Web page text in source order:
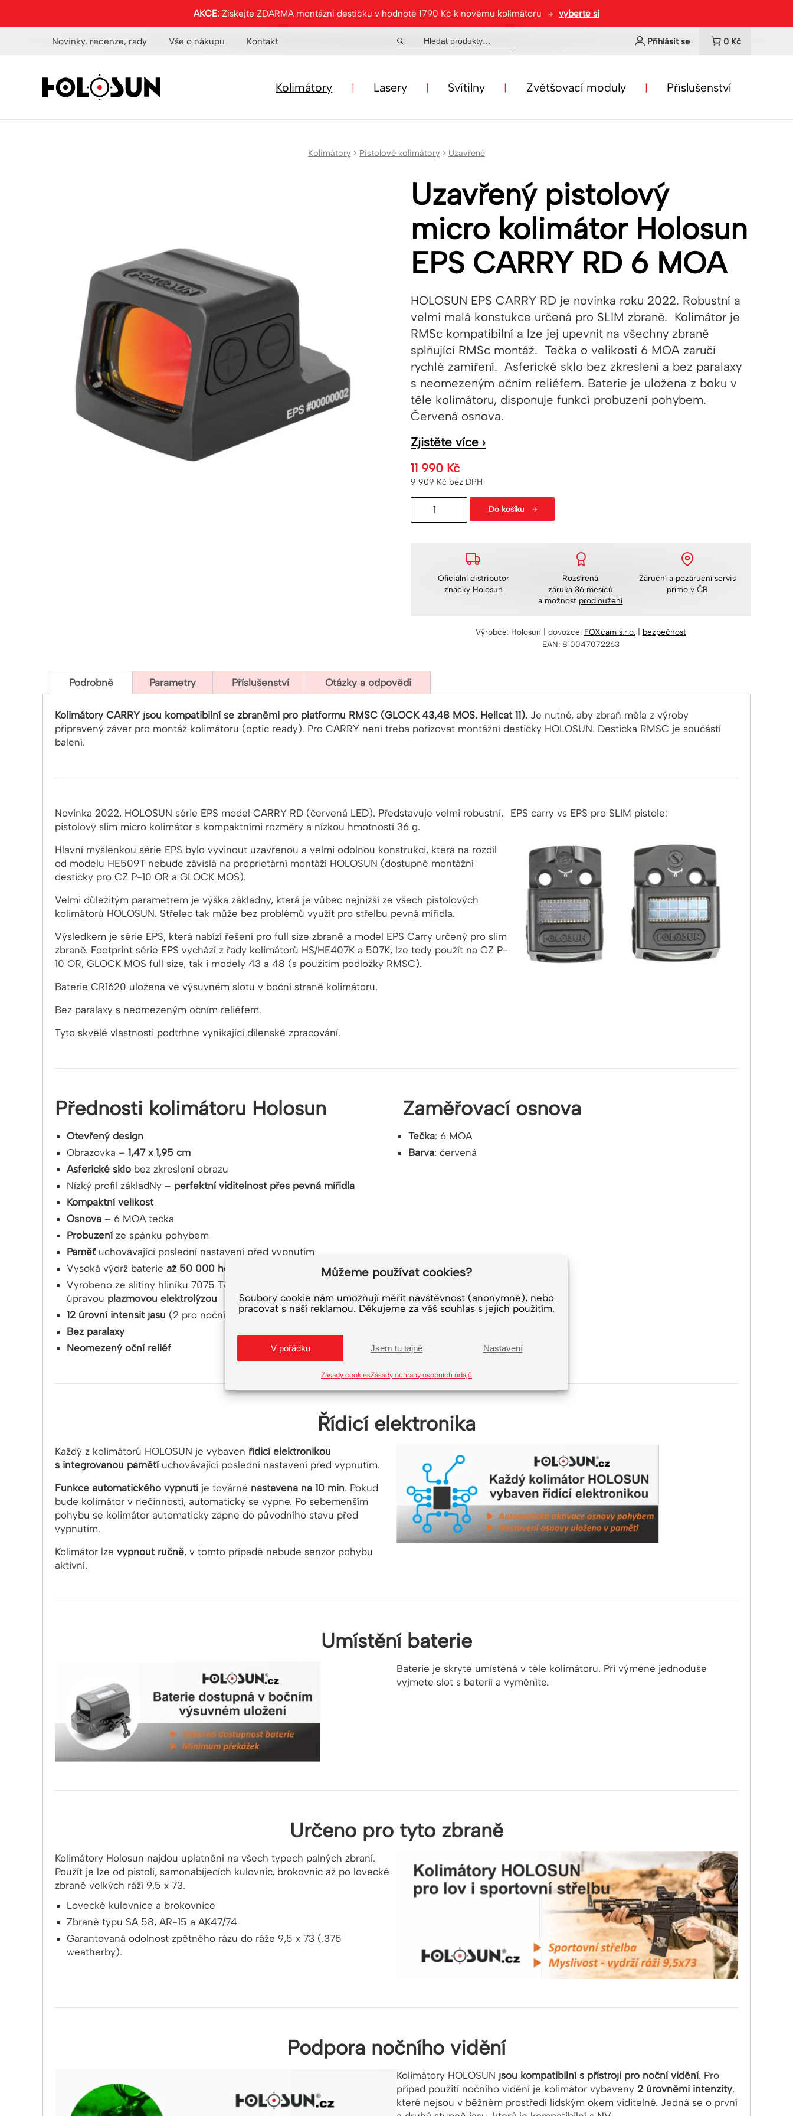
Můžeme používat cookies?
Soubory cookie nám umožňují měřit návštěvnost (anonymně), nebo
pracovat s naší reklamou. Děkujeme za váš souhlas s jejich použitím.
V pořádku Jsem tu tajně Nastavení
Zásady cookiesZásady ochrany osobních údajů
AKCE: Získejte ZDARMA montážní destičku v hodnotě 1790 Kč k novému kolimátoru vyberte si
Novinky, recenze, rady Vše o nákupu Kontakt Přihlásit se 0 Kč
Kolimátory Lasery Svítilny Zvětšovací moduly Příslušenství
Kolimátory > Pistolové kolimátory > Uzavřené
Uzavřený pistolový
micro kolimátor Holosun
EPS CARRY RD 6 MOA
HOLOSUN EPS CARRY RD je novinka roku 2022. Robustní a
velmi malá konstukce určená pro SLIM zbraně. Kolimátor je
RMSc kompatibilní a lze jej upevnit na všechny zbraně
splňující RMSc montáž. Tečka o velikosti 6 MOA zaručí
rychlé zamíření. Asferické sklo bez zkreslení a bez paralaxy
s neomezeným očním reliéfem. Baterie je uložena z boku v
těle kolimátoru, disponuje funkcí probuzení pohybem.
Červená osnova.
Zjistěte více ›
11 990 Kč
9 909 Kč bez DPH
Uzavřený
pistolový
CARRY
Do košíku
Oficiální distributor
značky Holosun
Rozšířená
záruka 36 měsíců
a možnost prodloužení
Záruční a pozáruční servis
přímo v ČR
Výrobce: Holosun | dovozce: FOXcam s.r.o.
bezpečnost
EAN: 810047072263
Podrobně Parametry Příslušenství Otázky a odpovědi
Kolimátory CARRY jsou kompatibilní se zbraněmi pro platformu RMSC (GLOCK 43,48 MOS. Hellcat 11). Je nutné, aby zbraň měla z výroby
připravený závěr pro montáž kolimátoru (optic ready). Pro CARRY není třeba pořizovat montážní destičky HOLOSUN. Destička RMSC je součástí
balení.
Novinka 2022, HOLOSUN série EPS model CARRY RD (červená LED). Představuje velmi robustní,
pistolový slim micro kolimátor s kompaktními rozměry a nízkou hmotností 36 g.
Hlavní myšlenkou série EPS bylo vyvinout uzavřenou a velmi odolnou konstrukci, která na rozdíl
od modelu HE509T nebude závislá na proprietární montáží HOLOSUN (dostupné montážní
destičky pro CZ P-10 OR a GLOCK MOS).
Velmi důležitým parametrem je výška základny, která je vůbec nejnižší ze všech pistolových
kolimátorů HOLOSUN. Střelec tak může bez problémů využít pro střelbu pevná mířidla.
Výsledkem je série EPS, která nabízí řešení pro full size zbraně a model EPS Carry určený pro slim
zbraně. Footprint série EPS vychází z řady kolimátorů HS/HE407K a 507K, lze tedy použít na CZ P-
10 OR, GLOCK MOS full size, tak i modely 43 a 48 (s použitím podložky RMSC).
Baterie CR1620 uložena ve výsuvném slotu v boční straně kolimátoru.
Bez paralaxy s neomezeným očním reliéfem.
Tyto skvělé vlastnosti podtrhne vynikající dílenské zpracování.
EPS carry vs EPS pro SLIM pistole:
Přednosti kolimátoru Holosun
Otevřený design
Obrazovka – 1,47 x 1,95 cm
Asferické sklo bez zkreslení obrazu
Nízký profil základNy – perfektní viditelnost přes pevná mířidla
Kompaktní velikost
Osnova – 6 MOA tečka
Probuzení ze spánku pohybem
Paměťuchovávající poslední nastavení před vypnutím
Vysoká výdrž baterie až 50 000 hodin
Vyrobeno ze slitiny hliníku 7075 T6, ošetřeno
úpravou plazmovou elektrolýzou
12 úrovní intensit jasu (2 pro noční vidění)
Bez paralaxy
Neomezený oční reliéf
Zaměřovací osnova
Tečka: 6 MOA
Barva: červená
Řídicí elektronika
Každý z kolimátorů HOLOSUN je vybaven řídicí elektronikou
s integrovanou pamětí uchovávající poslední nastavení před vypnutím.
Funkce automatického vypnutí je továrně nastavena na 10 min. Pokud
bude kolimátor v nečinnosti, automaticky se vypne. Po sebemenším
pohybu se kolimátor automaticky zapne do původního stavu před
vypnutím.
Kolimátor lze vypnout ručně, v tomto případě nebude senzor pohybu
aktivní.
Umístění baterie
Baterie je skrytě umístěná v těle kolimátoru. Při výměně jednoduše
vyjmete slot s baterií a vyměníte.
Určeno pro tyto zbraně
Kolimátory Holosun najdou uplatnění na všech typech palných zbraní.
Použít je lze od pistolí, samonabíjecích kulovnic, brokovnic až po lovecké
zbraně velkých ráží 9,5 x 73.
Lovecké kulovnice a brokovnice
Zbraně typu SA 58, AR-15 a AK47/74
Garantovaná odolnost zpětného rázu do ráže 9,5 x 73 (.375
weatherby).
Podpora nočního vidění
Kolimátory HOLOSUN jsou kompatibilní s přístroji pro noční vidění. Pro
případ použití nočního vidění je kolimátor vybaveny 2 úrovněmi intenzity,
které nejsou v běžném prostředí lidským okem viditelné. Jedná se o první